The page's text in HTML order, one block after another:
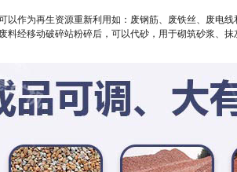
作为再生资源重新利用如：废钢筋、废铁丝、废电
经移动破碎站粉碎后，可以代砂，用于砌筑砂浆、